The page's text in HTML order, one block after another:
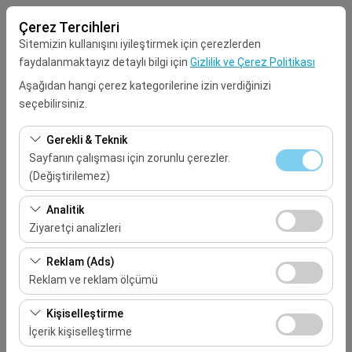
Çerez Tercihleri
Sitemizin kullanışını iyileştirmek için çerezlerden
faydalanmaktayız detaylı bilgi için Gizlilik ve Çerez Politikası
Aşağıdan hangi çerez kategorilerine izin verdiğinizi
seçebilirsiniz.
Gerekli & Teknik
Sayfanın çalışması için zorunlu çerezler.
(Değiştirilemez)
Bu çerezler sitenin doğru şekilde çalışması, güvenlik,
oturum yönetimi ve temel işlevler için gereklidir. Devre
dışı bırakılamaz.
Analitik
Ziyaretçi analizleri
Bu çerezler, sitemizin nasıl kullanıldığını (ziyaretçi sayısı,
en çok ziyaret edilen sayfalar, kullanıcı davranışları)
analiz etmemizi sağlar. Bu veriler, web sitesi
performansını ölçmek ve kullanıcı deneyimini sürekli
iyileştirmek için kullanılır.
Reklam (Ads)
Reklam ve reklam ölçümü
Bu çerezler, size ilgi alanlarınıza uygun kişiselleştirilmiş
reklamlar göstermemize ve reklam kampanyalarımızın
etkinliğini (gösterim sayısı, tıklama oranı) ölçmemize
Kişiselleştirme
İçerik kişiselleştirme
Seçiniz
Alış Tarih & Saat
Bırakış Tarih & Saat